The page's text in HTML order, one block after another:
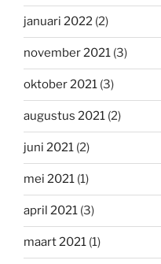
januari 2022 (2)
november 2021 (3)
oktober 2021 (3)
augustus 2021 (2)
juni 2021 (2)
mei 2021 (1)
april 2021 (3)
maart 2021 (1)